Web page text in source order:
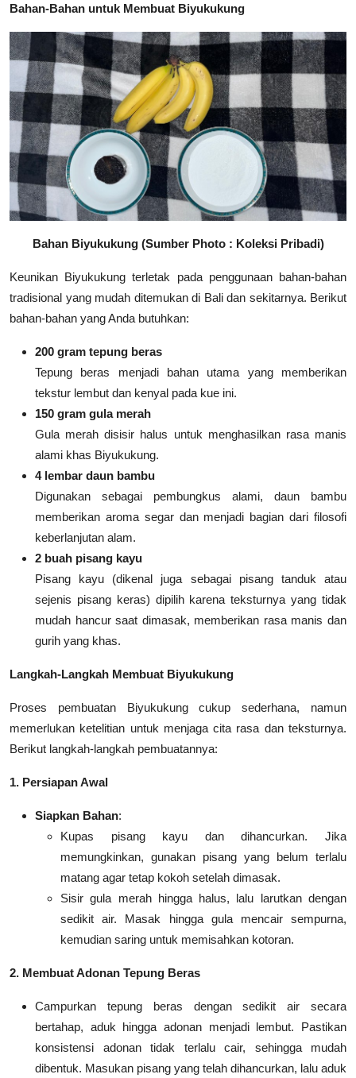
Bahan-Bahan untuk Membuat Biyukukung
Bahan Biyukukung (Sumber Photo : Koleksi Pribadi)
Keunikan Biyukukung terletak pada penggunaan bahan-bahan
tradisional yang mudah ditemukan di Bali dan sekitarnya. Berikut
bahan-bahan yang Anda butuhkan:
200 gram tepung beras
Tepung beras menjadi bahan utama yang memberikan
tekstur lembut dan kenyal pada kue ini.
150 gram gula merah
Gula merah disisir halus untuk menghasilkan rasa manis
alami khas Biyukukung.
4 lembar daun bambu
Digunakan sebagai pembungkus alami, daun bambu
memberikan aroma segar dan menjadi bagian dari filosofi
keberlanjutan alam.
2 buah pisang kayu
Pisang kayu (dikenal juga sebagai pisang tanduk atau
sejenis pisang keras) dipilih karena teksturnya yang tidak
mudah hancur saat dimasak, memberikan rasa manis dan
gurih yang khas.
Langkah-Langkah Membuat Biyukukung
Proses pembuatan Biyukukung cukup sederhana, namun
memerlukan ketelitian untuk menjaga cita rasa dan teksturnya.
Berikut langkah-langkah pembuatannya:
1. Persiapan Awal
Siapkan Bahan:
Kupas pisang kayu dan dihancurkan. Jika
memungkinkan, gunakan pisang yang belum terlalu
matang agar tetap kokoh setelah dimasak.
Sisir gula merah hingga halus, lalu larutkan dengan
sedikit air. Masak hingga gula mencair sempurna,
kemudian saring untuk memisahkan kotoran.
2. Membuat Adonan Tepung Beras
Campurkan tepung beras dengan sedikit air secara
bertahap, aduk hingga adonan menjadi lembut. Pastikan
konsistensi adonan tidak terlalu cair, sehingga mudah
dibentuk. Masukan pisang yang telah dihancurkan, lalu aduk